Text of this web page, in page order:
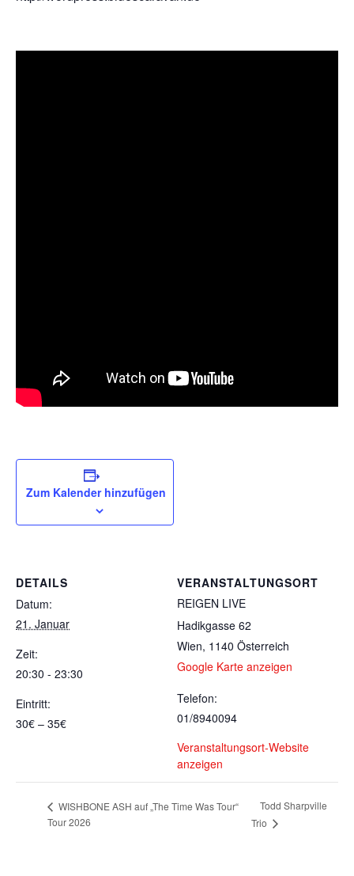
Zum Kalender hinzufügen
DETAILS
Datum:
21. Januar
Zeit:
20:30 - 23:30
Eintritt:
30€ – 35€
VERANSTALTUNGSORT
REIGEN LIVE
Hadikgasse 62
Wien, 1140 Österreich
Google Karte anzeigen
Telefon:
01/8940094
Veranstaltungsort-Website
anzeigen
WISHBONE ASH auf „The Time Was Tour“
Tour 2026
Todd Sharpville
Trio